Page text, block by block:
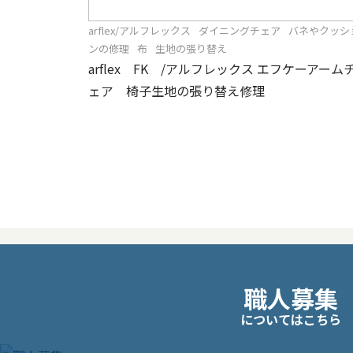
arflex/アルフレックス ダイニングチェア
バネやクッシ
ンの修理 布 生地の張り替え
arflex FK /アルフレックス エフケーアーム
ェア 椅子生地の張り替え修理
職人募集
についてはこちら